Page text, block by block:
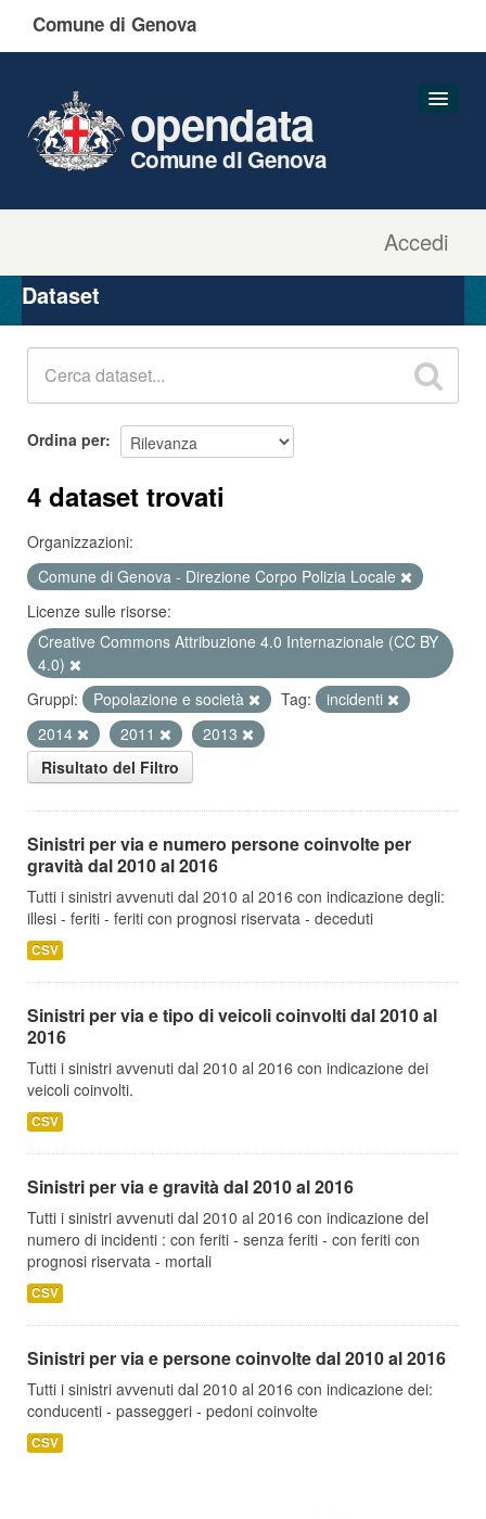
Comune di Genova
Accedi
opendata
Comune di Genova
Organizzazioni
Gruppi
Dataset
Ordina per
4 dataset trovati
Organizzazioni:
Comune di Genova - Direzione Corpo Polizia Locale
Licenze sulle risorse:
Creative Commons Attribuzione 4.0 Internazionale (CC BY
4.0)
Gruppi:
Popolazione e società Tag:
incidenti
2014
2011
2013
Risultato del Filtro
Sinistri per via e numero persone coinvolte per
gravità dal 2010 al 2016
Tutti i sinistri avvenuti dal 2010 al 2016 con indicazione degli:
illesi - feriti - feriti con prognosi riservata - deceduti
CSV
Sinistri per via e tipo di veicoli coinvolti dal 2010 al
2016
Tutti i sinistri avvenuti dal 2010 al 2016 con indicazione dei
veicoli coinvolti.
CSV
Sinistri per via e gravità dal 2010 al 2016
Tutti i sinistri avvenuti dal 2010 al 2016 con indicazione del
numero di incidenti : con feriti - senza feriti - con feriti con
prognosi riservata - mortali
CSV
Sinistri per via e persone coinvolte dal 2010 al 2016
Tutti i sinistri avvenuti dal 2010 al 2016 con indicazione dei:
conducenti - passeggeri - pedoni coinvolte
CSV